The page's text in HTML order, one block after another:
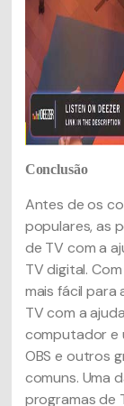
Conclusão
Antes de os
populares, as
de TV com a
TV digital.
mais fácil para
TV com a
computador e
OBS e outros
comuns. Uma
programas de